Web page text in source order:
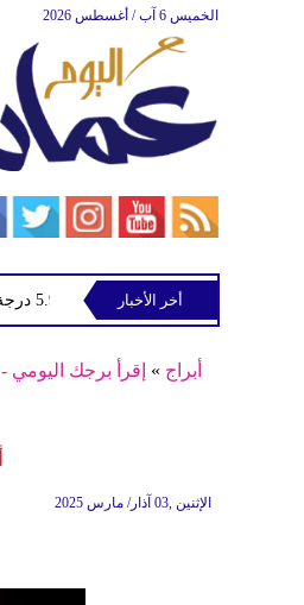
الخميس 6 آب / أغسطس 2026
زلزال بقوة 5.9 درجة يضرب جنوب الفلبين دون تسجيل ضحايا
أخر الأخبار
أبراج » إقرأ برجك اليومي
الإثنين ,03 آذار/ مارس 2025